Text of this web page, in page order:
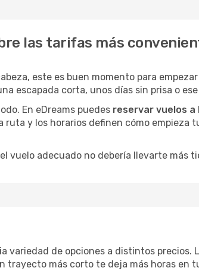
las tarifas más
este es buen momento para
escapada corta, unos días sin prisa o
En eDreams puedes reservar vuelos a
ruta y los horarios definen cómo empieza
vuelo adecuado no debería llevarte más
variedad de opciones a distintos precios.
trayecto más corto te deja más horas en